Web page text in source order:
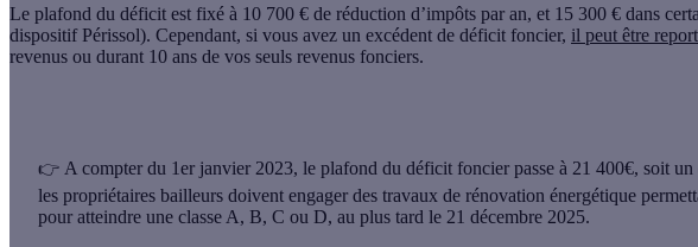
Le plafond du déficit est fixé à 10 700 € de réduction d’impôts par an, et 15 300 € dans
dispositif Périssol). Cependant, si vous avez un excédent de déficit foncier, il peut être
revenus ou durant 10 ans de vos seuls revenus fonciers.
👉 A compter du 1er janvier 2023, le plafond du déficit foncier passe à 21 400€, soit un
les propriétaires bailleurs doivent engager des travaux de rénovation énergétique
pour atteindre une classe A, B, C ou D, au plus tard le 21 décembre 2025.